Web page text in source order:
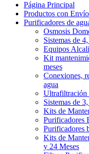
Página Principal
Productos con
Purificadores de
Osmosis
Sistemas de
Equipos
Kit
meses
Conexiones,
agua
Ultrafiltración
Sistemas de
Kits de
Purificadores
Purificadores
Kits de
y 24 Meses